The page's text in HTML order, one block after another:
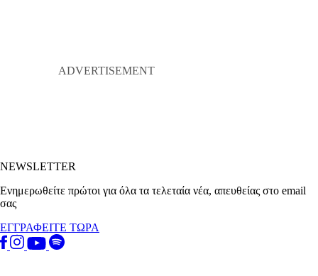
NEWSLETTER
Ενημερωθείτε πρώτοι για όλα τα τελεταία νέα, απευθείας στο email
σας
ΕΓΓΡΑΦΕΙΤΕ ΤΩΡΑ